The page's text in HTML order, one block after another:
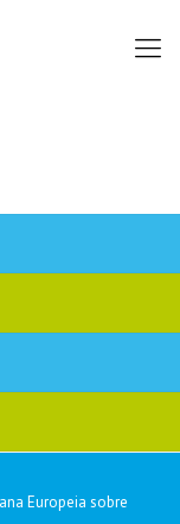
Europeia sobre